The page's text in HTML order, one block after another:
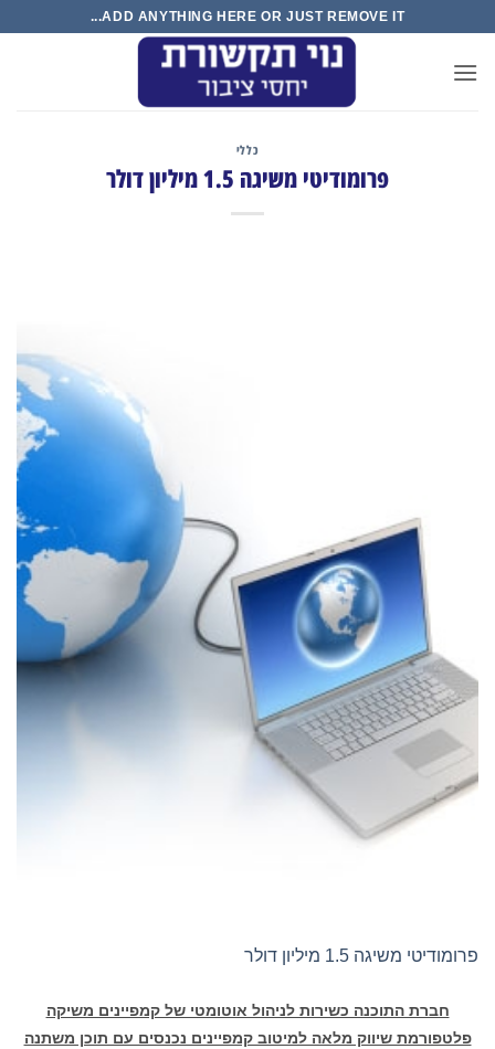
content
ADD ANYTHING HERE OR JUST REMOVE IT...
כללי
פרומודיטי משיגה 1.5 מיליון דולר
פרומודיטי משיגה 1.5 מיליון דולר
חברת התוכנה כשירות לניהול אוטומטי של קמפיינים משיקה
פלטפורמת שיווק מלאה למיטוב קמפיינים נכנסים עם תוכן משתנה